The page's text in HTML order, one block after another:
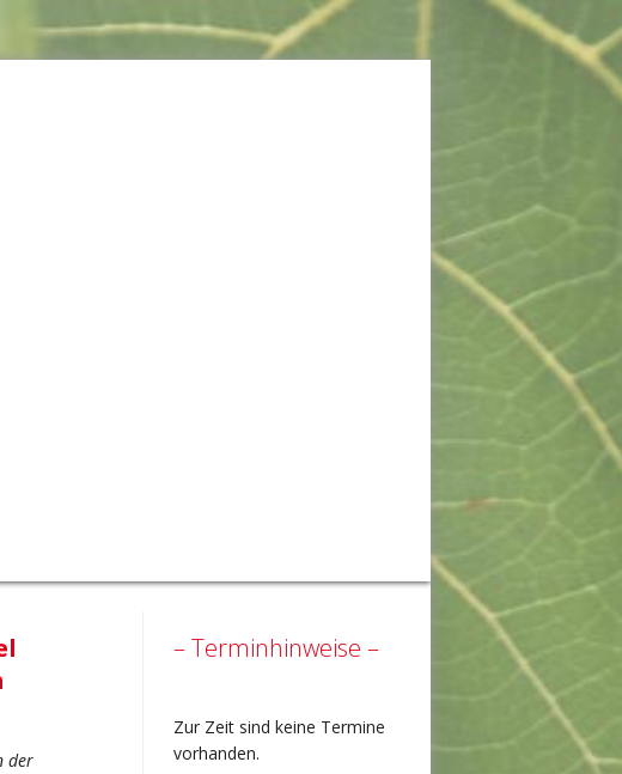
der
– Terminhinweise –
Zur Zeit sind keine Termine
vorhanden.